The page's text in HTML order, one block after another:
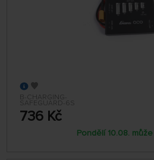
B-CHARGING-
SAFEGUARD-6S
736 Kč
Pondělí 10.08.